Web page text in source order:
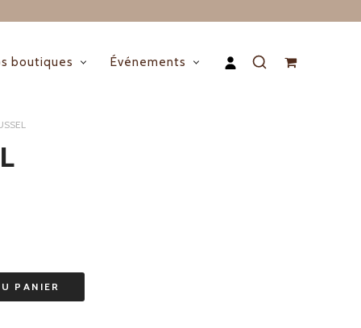
boutiques Événements
PANIER